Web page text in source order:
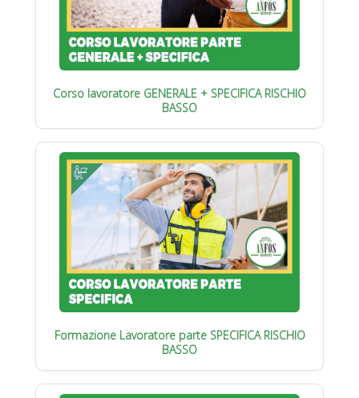
Corso lavoratore GENERALE + SPECIFICA RISCHIO
BASSO
Formazione Lavoratore parte SPECIFICA RISCHIO
BASSO